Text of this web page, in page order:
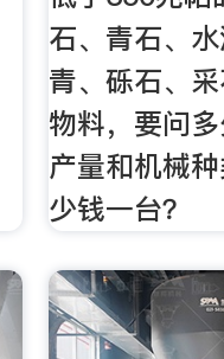
石、青石、
青、砾石、
物料，要问
产量和机械
少钱一台？